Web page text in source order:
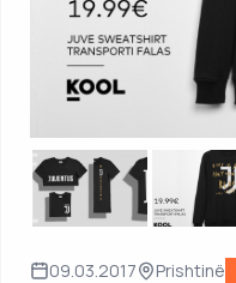
09.03.2017 Prishtinë